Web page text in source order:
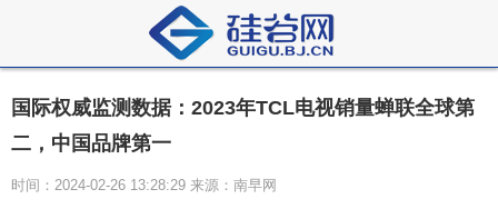
国际权威监测数据：2023年TCL电视销量蝉联全球第
二，中国品牌第一
时间：2024-02-26 13:28:29 来源：南早网